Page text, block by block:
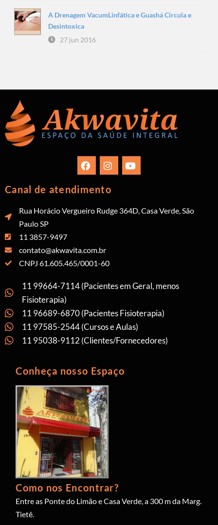
A Drenagem VacumLinfática e Guashá Circula e
Desintoxica
27 jun 2016
Canal de atendimento
Rua Horácio Vergueiro Rudge 364D, Casa Verde, São
Paulo SP
11 3857-9497
contato@akwavita.com.br
CNPJ 61.605.465/0001-60
11 99664-7114 (Pacientes em Geral, menos
Fisioterapia)
11 96689-6870 (Pacientes Fisioterapia)
11 97585-2544 (Cursos e Aulas)
11 95038-9112 (Clientes/Fornecedores)
Conheça nosso Espaço
Como nos Encontrar?
Entre as Ponte do Limão e Casa Verde, a 300 m da Marg.
Tietê.